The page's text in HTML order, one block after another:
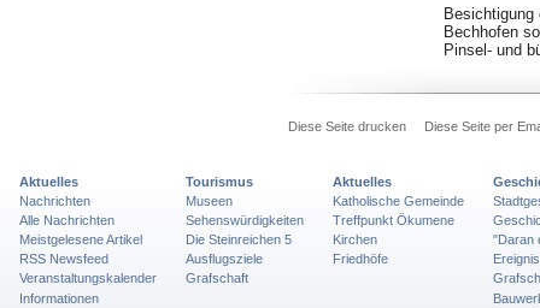
Bechhofen
Pinsel- und
Diese Seite drucken Diese Seite per
Aktuelles
Nachrichten
Alle Nachrichten
Meistgelesene Artikel
RSS Newsfeed
Veranstaltungskalender
Informationen
Tourismus
Museen
Sehenswürdigkeiten
Die Steinreichen 5
Ausflugsziele
Grafschaft
Aktuelles
Katholische Gemeinde
Treffpunkt Ökumene
Kirchen
Friedhöfe
"Daran